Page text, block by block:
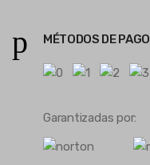
MÉTODOS DE PAGO
Garantizadas por: